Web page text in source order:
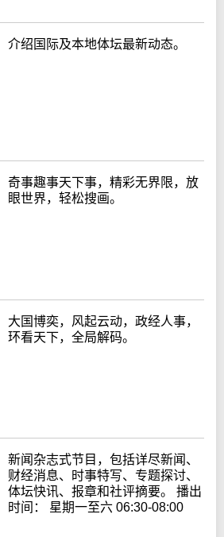
介绍国际及本地体坛最新动态。
奇事趣事天下事，精彩无界限，放
眼世界，轻松搜画。
大国博奕，风起云动，政经人事，
环看天下，全局解码。
新闻杂志式节目，包括详尽新闻、
财经消息、时事特写、专题探讨、
体坛快讯、报章和社评摘要。 播出
时间： 星期一至六 06:30-08:00